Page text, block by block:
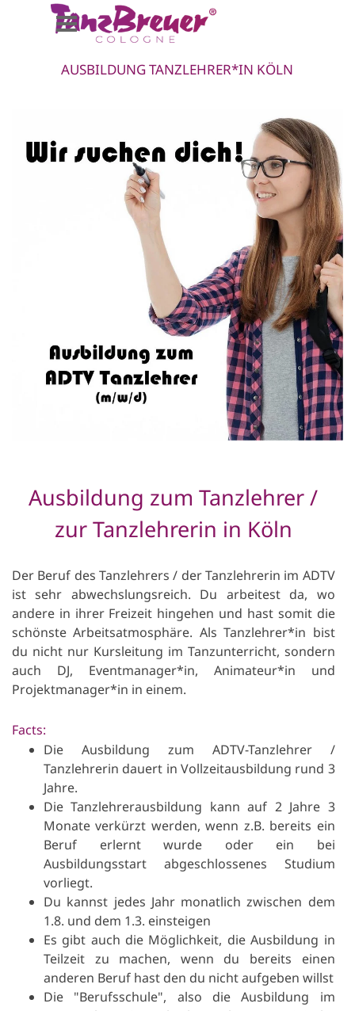
Direkt zum Seiteninhalt
Menü überspringen
AUSBILDUNG TANZLEHRER*IN KÖLN
Ausbildung zum Tanzlehrer /
zur Tanzlehrerin in Köln
Der Beruf des Tanzlehrers / der Tanzlehrerin im ADTV
ist sehr abwechslungsreich. Du arbeitest da, wo
andere in ihrer Freizeit hingehen und hast somit die
schönste Arbeitsatmosphäre. Als Tanzlehrer*in bist
du nicht nur Kursleitung im Tanzunterricht, sondern
auch DJ, Eventmanager*in, Animateur*in und
Projektmanager*in in einem.
Facts:
Die Ausbildung zum ADTV-Tanzlehrer /
Tanzlehrerin dauert in Vollzeitausbildung rund 3
Jahre.
Die Tanzlehrerausbildung kann auf 2 Jahre 3
Monate verkürzt werden, wenn z.B. bereits ein
Beruf erlernt wurde oder ein bei
Ausbildungsstart abgeschlossenes Studium
vorliegt.
Du kannst jedes Jahr monatlich zwischen dem
1.8. und dem 1.3. einsteigen
Es gibt auch die Möglichkeit, die Ausbildung in
Teilzeit zu machen, wenn du bereits einen
anderen Beruf hast den du nicht aufgeben willst
Die "Berufsschule", also die Ausbildung im